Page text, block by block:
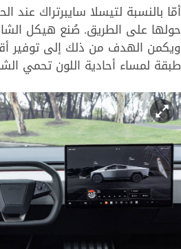
ﺃﻣّﺎ ﺑﺎﻟﻨﺴﺒﺔ ﻟﺘﻴﺴﻼ ﺳﺎﻳﺒﺮﺗﺮﺍﻙ
ﺣﻮﻟﻬﺎ ﻋﻠﻰ ﺍﻟﻄﺮﻳﻖ. ﺻُﻨﻊ ﻫﻴﻜﻞ
ﻭﻳﻜﻤﻦ ﺍﻟﻬﺪﻑ ﻣﻦ ﺫﻟﻚ ﺇﻟﻰ ﺗﻮﻓﻴﺮ
ﻃﺒﻘﺔ ﻟﻤﺴﺎﺀ ﺃﺣﺎﺩﻳﺔ ﺍﻟﻠﻮﻥ ﺗﺤﻤﻲ